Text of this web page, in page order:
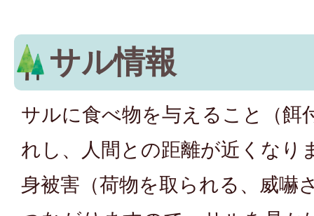
サル情報
サルに食べ物を与えること（餌
れし、人間との距離が近くなり
身被害（荷物を取られる、威嚇